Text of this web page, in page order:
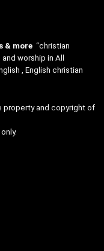
& more “christian
worship in All
, English christian
property and copyright of